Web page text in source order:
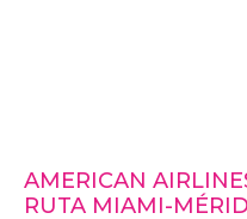
AMERICAN
RUTA MIAMI-